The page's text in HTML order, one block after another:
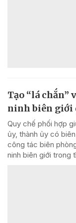
Tạo “lá chắn”
ninh biên giới
Quy chế phối hợp
ủy, thành ủy có
công tác biên
ninh biên giới trong